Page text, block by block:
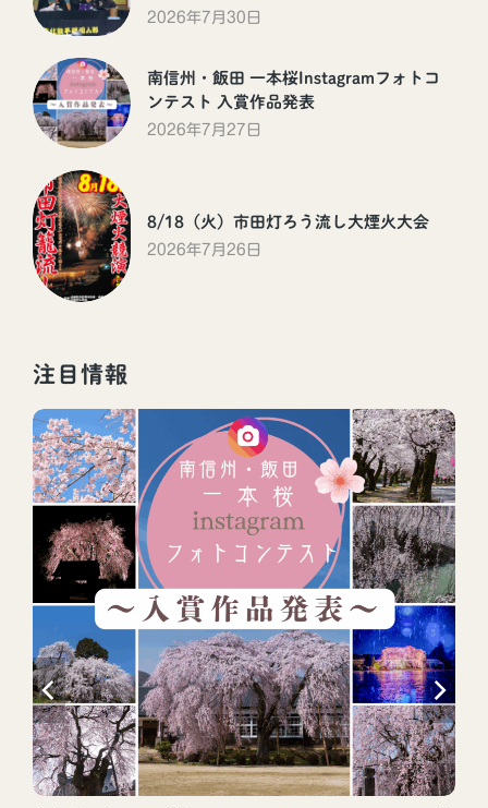
2026年7月30日
南信州・飯田 一本桜Instagramフォトコ
ンテスト 入賞作品発表
2026年7月27日
8/18（火）市田灯ろう流し大煙火大会
2026年7月26日
注目情報